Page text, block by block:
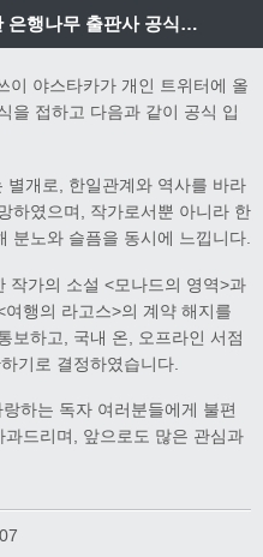
쓰쓰이 야스타카 망언에 관한 은행나무 출판사 공식입장
이 야스타카가 개인 트위터에 올
을 접하고 다음과 같이 공식 입
별개로, 한일관계와 역사를 바라
하였으며, 작가로서뿐 아니라 한
분노와 슬픔을 동시에 느낍니다.
작가의 소설 <모나드의 영역>과
행의 라고스>의 계약 해지를
보하고, 국내 온, 오프라인 서점
기로 결정하였습니다.
하는 독자 여러분들에게 불편
드리며, 앞으로도 많은 관심과